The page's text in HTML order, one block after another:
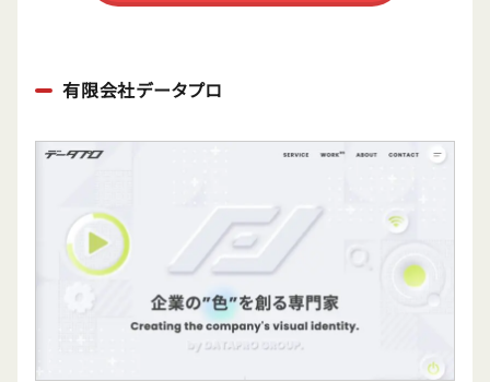
有限会社データプロ